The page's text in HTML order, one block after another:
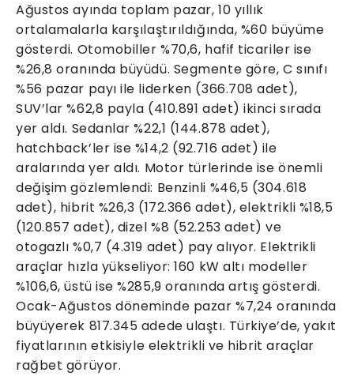
Ağustos ayında toplam pazar, 10 yıllık
ortalamalarla karşılaştırıldığında, %60 büyüme
gösterdi. Otomobiller %70,6, hafif ticariler ise
%26,8 oranında büyüdü. Segmente göre, C sınıfı
%56 pazar payı ile liderken (366.708 adet),
SUV’lar %62,8 payla (410.891 adet) ikinci sırada
yer aldı. Sedanlar %22,1 (144.878 adet),
hatchback’ler ise %14,2 (92.716 adet) ile
aralarında yer aldı. Motor türlerinde ise önemli
değişim gözlemlendi: Benzinli %46,5 (304.618
adet), hibrit %26,3 (172.366 adet), elektrikli %18,5
(120.857 adet), dizel %8 (52.253 adet) ve
otogazlı %0,7 (4.319 adet) pay alıyor. Elektrikli
araçlar hızla yükseliyor: 160 kW altı modeller
%106,6, üstü ise %285,9 oranında artış gösterdi.
Ocak-Ağustos döneminde pazar %7,24 oranında
büyüyerek 817.345 adede ulaştı. Türkiye’de, yakıt
fiyatlarının etkisiyle elektrikli ve hibrit araçlar
rağbet görüyor.